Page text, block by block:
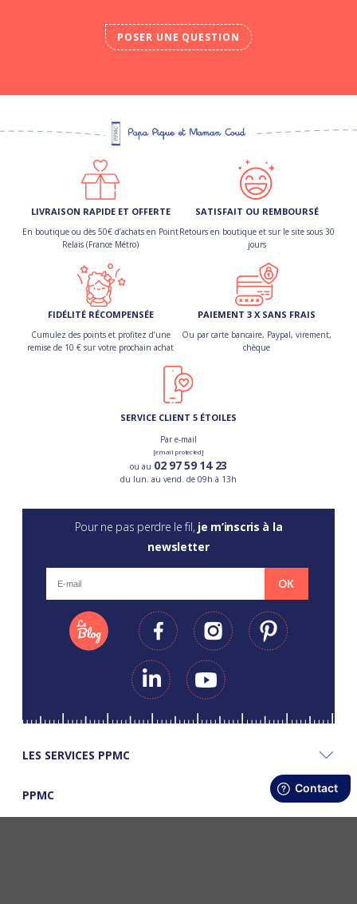
POSER UNE QUESTION
LIVRAISON RAPIDE ET OFFERTE
En boutique ou dès 50€ d’achats en Point
Relais (France Métro)
SATISFAIT OU REMBOURSÉ
Retours en boutique et sur le site sous 30
jours
FIDÉLITÉ RÉCOMPENSÉE
Cumulez des points et profitez d’une
remise de 10 € sur votre prochain achat
PAIEMENT 3 X SANS FRAIS
Ou par carte bancaire, Paypal, virement,
chèque
SERVICE CLIENT 5 ÉTOILES
Par e-mail
[email protected]
ou au 02 97 59 14 23
du lun. au vend. de 09h à 13h
Pour ne pas perdre le fil, je m’inscris à la
newsletter
OK
LES SERVICES PPMC
PPMC